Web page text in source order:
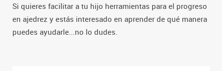
Si quieres facilitar a tu hijo herramientas para el progreso
en ajedrez y estás interesado en aprender de qué manera
puedes ayudarle...no lo dudes.